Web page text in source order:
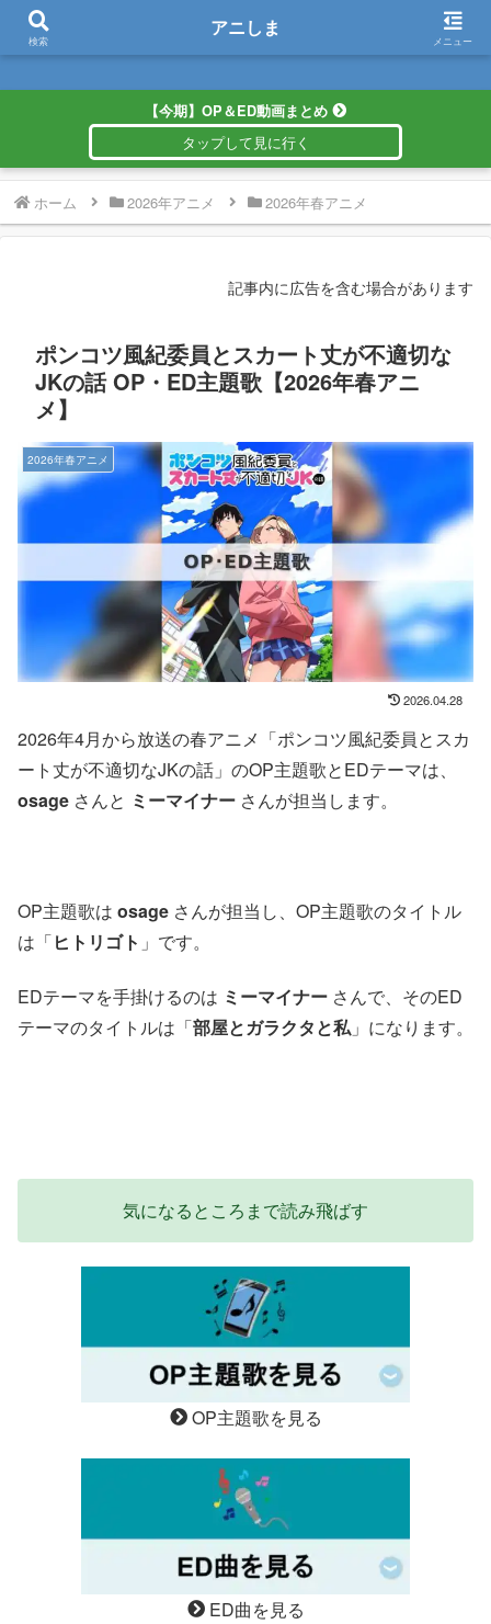
アニしま
【今期】OP＆ED動画まとめ
ホーム 2026年アニメ 2026年春アニメ
記事内に広告を含む場合があります
ポンコツ風紀委員とスカート丈が不適切な
JKの話 OP・ED主題歌【2026年春アニ
メ】
2026年春アニメ
2026.04.28
2026年4月から放送の春アニメ「ポンコツ風紀委員とスカ
ート丈が不適切なJKの話」のOP主題歌とEDテーマは、
osage さんと ミーマイナー さんが担当します。
OP主題歌は osage さんが担当し、OP主題歌のタイトル
は「ヒトリゴト 」です。
EDテーマを手掛けるのは ミーマイナー さんで、そのED
テーマのタイトルは「部屋とガラクタと私」になります。
気になるところまで読み飛ばす
OP主題歌を見る
ED曲を見る
検索
アニしま
メニュー